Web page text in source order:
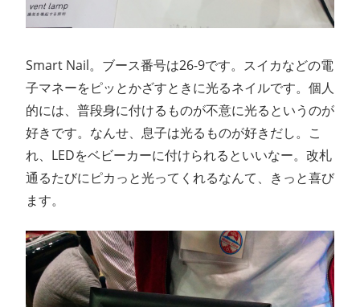
Smart Nail。ブース番号は26-9です。スイカなどの電
子マネーをピッとかざすときに光るネイルです。個人
的には、普段身に付けるものが不意に光るというのが
好きです。なんせ、息子は光るものが好きだし。こ
れ、LEDをベビーカーに付けられるといいなー。改札
通るたびにピカっと光ってくれるなんて、きっと喜び
ます。